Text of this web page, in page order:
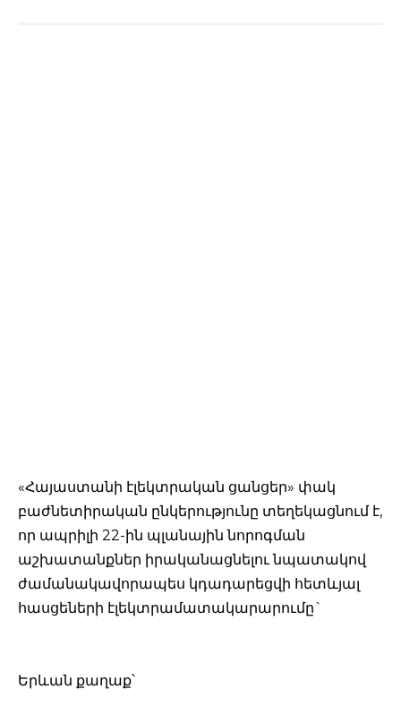
«Հայաստանի էլեկտրական ցանցեր» փակ
բաժնետիրական ընկերությունը տեղեկացնում է,
որ ապրիլի 22-ին պլանային նորոգման
աշխատանքներ իրականացնելու նպատակով
ժամանակավորապես կդադարեցվի հետևյալ
հասցեների էլեկտրամատակարարումը`
Երևան քաղաք՝